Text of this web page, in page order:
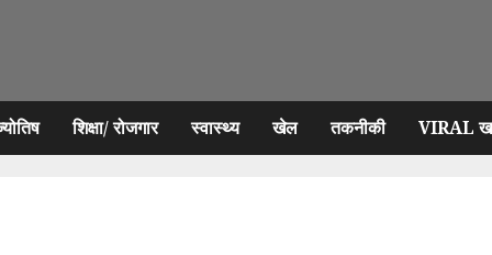
शिक्षा/ रोजगार स्वास्थ्य खेल तकनीकी VIRAL